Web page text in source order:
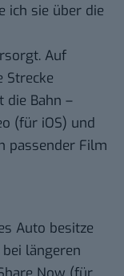
ich sie über die
Auf
Strecke
die Bahn –
(für iOS) und
passender Film
Auto besitze
längeren